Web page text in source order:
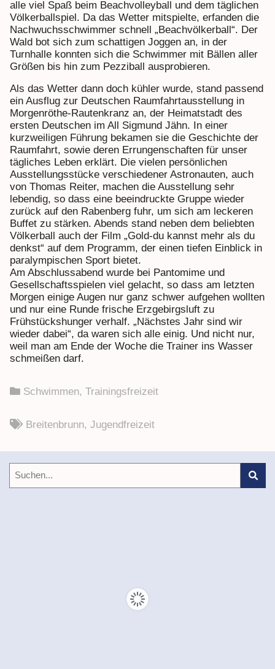
alle viel Spaß beim Beachvolleyball und dem täglichen
Völkerballspiel. Da das Wetter mitspielte, erfanden die
Nachwuchsschwimmer schnell „Beachvölkerball“. Der
Wald bot sich zum schattigen Joggen an, in der
Turnhalle konnten sich die Schwimmer mit Bällen aller
Größen bis hin zum Pezziball ausprobieren.
Als das Wetter dann doch kühler wurde, stand passend
ein Ausflug zur Deutschen Raumfahrtausstellung in
Morgenröthe-Rautenkranz an, der Heimatstadt des
ersten Deutschen im All Sigmund Jähn. In einer
kurzweiligen Führung bekamen sie die Geschichte der
Raumfahrt, sowie deren Errungenschaften für unser
tägliches Leben erklärt. Die vielen persönlichen
Ausstellungsstücke verschiedener Astronauten, auch
von Thomas Reiter, machen die Ausstellung sehr
lebendig, so dass eine beeindruckte Gruppe wieder
zurück auf den Rabenberg fuhr, um sich am leckeren
Buffet zu stärken. Abends stand neben dem beliebten
Völkerball auch der Film „Gold-du kannst mehr als du
denkst“ auf dem Programm, der einen tiefen Einblick in
paralympischen Sport bietet.
Am Abschlussabend wurde bei Pantomime und
Gesellschaftsspielen viel gelacht, so dass am letzten
Morgen einige Augen nur ganz schwer aufgehen wollten
und nur eine Runde frische Erzgebirgsluft zu
Frühstückshunger verhalf. „Nächstes Jahr sind wir
wieder dabei“, da waren sich alle einig. Und nicht nur,
weil man am Ende der Woche die Trainer ins Wasser
schmeißen darf.
Schwimmen, Trainingsfreizeit
Breitenbrunn, Jugendfreizeit